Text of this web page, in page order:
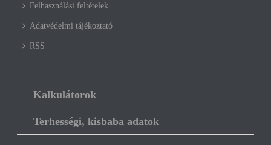
Felhasználási feltételek
Adatvédelmi tájékoztató
RSS
Kalkulátorok
Terhességi, kisbaba adatok